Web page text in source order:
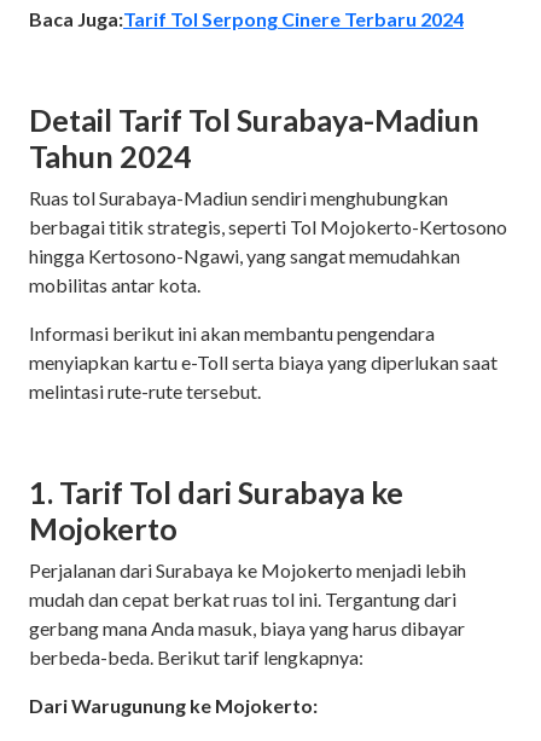
Baca Juga:Tarif Tol Serpong Cinere Terbaru 2024
Detail Tarif Tol Surabaya-Madiun
Tahun 2024
Ruas tol Surabaya-Madiun sendiri menghubungkan
berbagai titik strategis, seperti Tol Mojokerto-Kertosono
hingga Kertosono-Ngawi, yang sangat memudahkan
mobilitas antar kota.
Informasi berikut ini akan membantu pengendara
menyiapkan kartu e-Toll serta biaya yang diperlukan saat
melintasi rute-rute tersebut.
1. Tarif Tol dari Surabaya ke
Mojokerto
Perjalanan dari Surabaya ke Mojokerto menjadi lebih
mudah dan cepat berkat ruas tol ini. Tergantung dari
gerbang mana Anda masuk, biaya yang harus dibayar
berbeda-beda. Berikut tarif lengkapnya:
Dari Warugunung ke Mojokerto: